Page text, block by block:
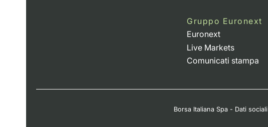
Gruppo Euronext
Euronext
Live Markets
Comunicati stampa
Borsa Italiana Spa - Dati sociali